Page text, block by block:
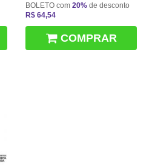
BOLETO com 20% de desconto
R$ 64,54
COMPRAR